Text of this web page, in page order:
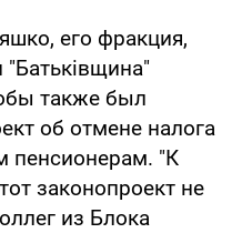
его фракция,
также был
об отмене налога
пенсионерам. "К
законопроект не
из Блока